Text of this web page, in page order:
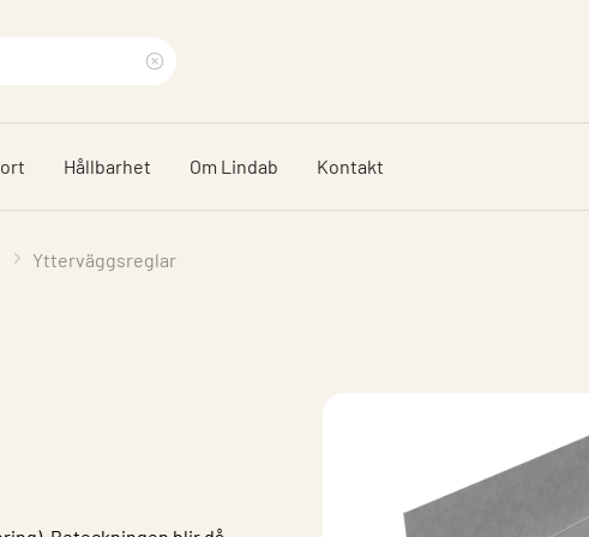
sökfras
Hållbarhet Om Lindab Kontakt
Ytterväggsreglar